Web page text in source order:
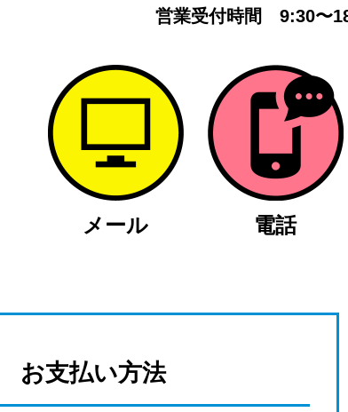
営業受付時間 9:30〜
メール 電話
お支払い方法